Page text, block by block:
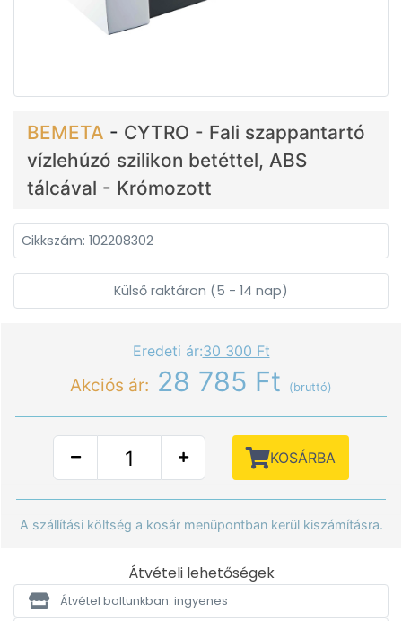
BEMETA - CYTRO - Fali szappantartó
vízlehúzó szilikon betéttel, ABS
tálcával - Krómozott
Cikkszám: 102208302
Külső raktáron (5 - 14 nap)
Eredeti ár:30 300 Ft
Akciós ár: 28 785 Ft (bruttó)
KOSÁRBA
A szállítási költség a kosár menüpontban kerül kiszámításra.
Átvételi lehetőségek
Átvétel boltunkban: ingyenes